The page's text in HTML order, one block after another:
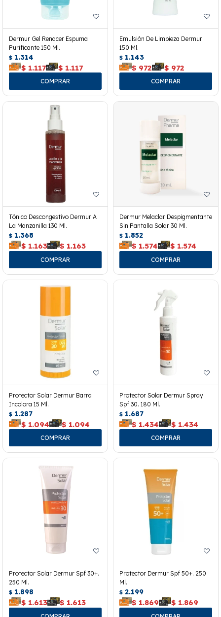
Dermur Gel Renacer Espuma
Purificante 150 Ml.
$ 1.314
$ 1.117 $ 1.117
Emulsión De Limpieza Dermur
150 Ml.
$ 1.143
$ 972 $ 972
Tónico Descongestivo Dermur A
La Manzanilla 130 Ml.
$ 1.368
$ 1.163 $ 1.163
Dermur Melaclar Despigmentante
Sin Pantalla Solar 30 Ml.
$ 1.852
$ 1.574 $ 1.574
Protector Solar Dermur Barra
Incolora 15 Ml.
$ 1.287
$ 1.094 $ 1.094
Protector Solar Dermur Spray
Spf 30. 180 Ml.
$ 1.687
$ 1.434 $ 1.434
Protector Solar Dermur Spf 30+.
250 Ml.
$ 1.898
$ 1.613 $ 1.613
Protector Dermur Spf 50+. 250
Ml.
$ 2.199
$ 1.869 $ 1.869